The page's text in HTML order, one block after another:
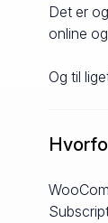
Det er
online
Og til